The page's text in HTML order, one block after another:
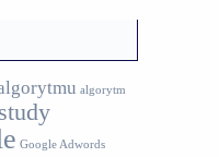
algorytm
Google Adwords